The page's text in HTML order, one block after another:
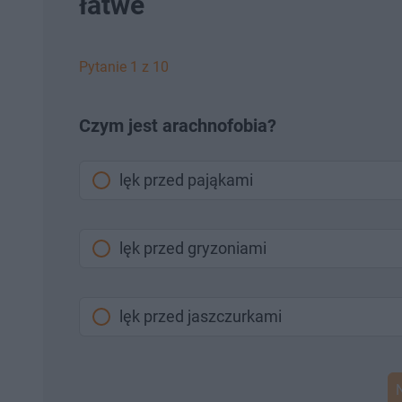
Pytanie 1 z 10
Czym jest arachnofobia?
lęk przed pająkami
lęk przed gryzoniami
lęk przed jaszczurkami